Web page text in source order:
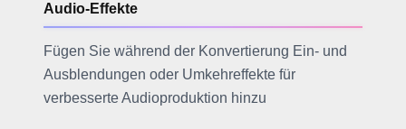
Audio-Effekte
Fügen Sie während der Konvertierung Ein- und
Ausblendungen oder Umkehreffekte für
verbesserte Audioproduktion hinzu